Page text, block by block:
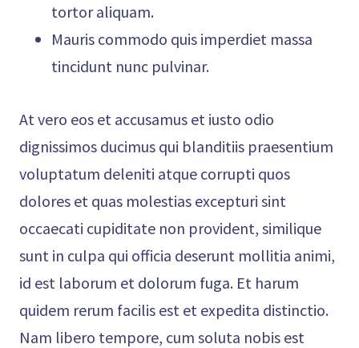
tortor aliquam.
Mauris commodo quis imperdiet massa
tincidunt nunc pulvinar.
At vero eos et accusamus et iusto odio
dignissimos ducimus qui blanditiis praesentium
voluptatum deleniti atque corrupti quos
dolores et quas molestias excepturi sint
occaecati cupiditate non provident, similique
sunt in culpa qui officia deserunt mollitia animi,
id est laborum et dolorum fuga. Et harum
quidem rerum facilis est et expedita distinctio.
Nam libero tempore, cum soluta nobis est